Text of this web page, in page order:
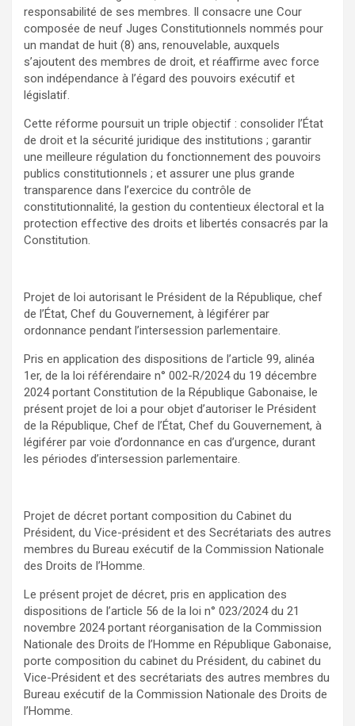
responsabilité de ses membres. Il consacre une Cour
composée de neuf Juges Constitutionnels nommés pour
un mandat de huit (8) ans, renouvelable, auxquels
s’ajoutent des membres de droit, et réaffirme avec force
son indépendance à l’égard des pouvoirs exécutif et
législatif.
Cette réforme poursuit un triple objectif : consolider l’État
de droit et la sécurité juridique des institutions ; garantir
une meilleure régulation du fonctionnement des pouvoirs
publics constitutionnels ; et assurer une plus grande
transparence dans l’exercice du contrôle de
constitutionnalité, la gestion du contentieux électoral et la
protection effective des droits et libertés consacrés par la
Constitution.
Projet de loi autorisant le Président de la République, chef
de l’État, Chef du Gouvernement, à légiférer par
ordonnance pendant l’intersession parlementaire.
Pris en application des dispositions de l’article 99, alinéa
1er, de la loi référendaire n° 002-R/2024 du 19 décembre
2024 portant Constitution de la République Gabonaise, le
présent projet de loi a pour objet d’autoriser le Président
de la République, Chef de l’État, Chef du Gouvernement, à
légiférer par voie d’ordonnance en cas d’urgence, durant
les périodes d’intersession parlementaire.
Projet de décret portant composition du Cabinet du
Président, du Vice-président et des Secrétariats des autres
membres du Bureau exécutif de la Commission Nationale
des Droits de l’Homme.
Le présent projet de décret, pris en application des
dispositions de l’article 56 de la loi n° 023/2024 du 21
novembre 2024 portant réorganisation de la Commission
Nationale des Droits de l’Homme en République Gabonaise,
porte composition du cabinet du Président, du cabinet du
Vice-Président et des secrétariats des autres membres du
Bureau exécutif de la Commission Nationale des Droits de
l’Homme.